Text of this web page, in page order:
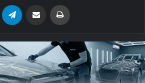
WhatsApp Email'den paylaş